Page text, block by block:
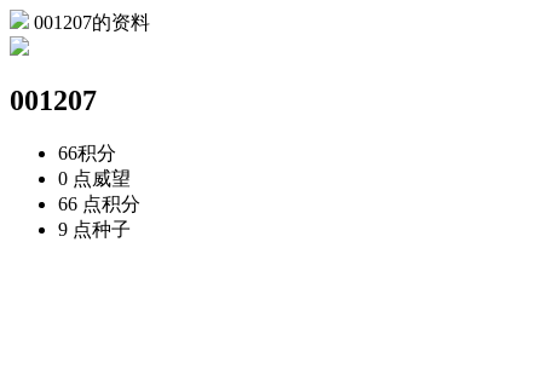
001207的资料
001207
66积分
0 点威望
66 点积分
9 点种子